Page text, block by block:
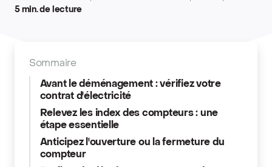
5 min. de lecture
Sommaire
Avant le déménagement : vérifiez votre
contrat d'électricité
Relevez les index des compteurs : une
étape essentielle
Anticipez l'ouverture ou la fermeture du
compteur